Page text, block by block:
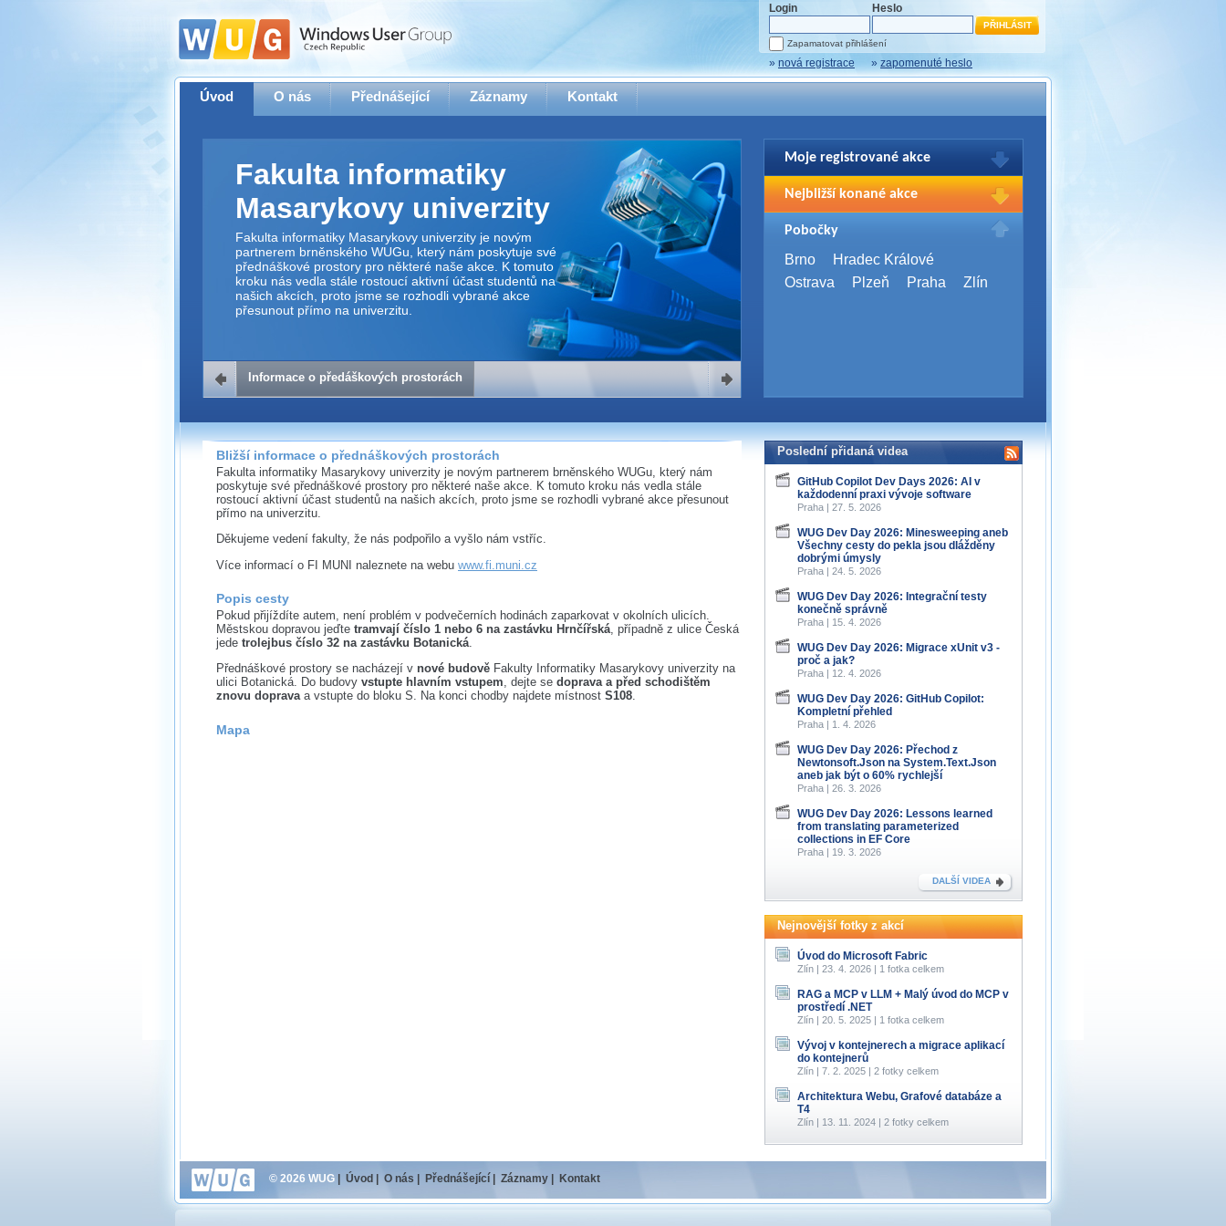
Login Heslo
Zapamatovat přihlášení
» nová registrace » zapomenuté heslo
Úvod O nás Přednášející Záznamy Kontakt
Fakulta informatiky
Masarykovy univerzity
Fakulta informatiky Masarykovy univerzity je novým
partnerem brněnského WUGu, který nám poskytuje své
přednáškové prostory pro některé naše akce. K tomuto
kroku nás vedla stále rostoucí aktivní účast studentů na
našich akcích, proto jsme se rozhodli vybrané akce
přesunout přímo na univerzitu.
Informace o předáškových prostorách
Moje registrované akce
Pro zobrazení Vašich registrací na akce
se prosím přihlašte.
Nejbližší konané akce
WUG Days 2026
4. 9. 2026,Brno
SQL Server Bootcamp 2026
Pobočky
Brno
Hradec Králové
Ostrava
Plzeň Praha Zlín
Bližší informace o přednáškových prostorách
Fakulta informatiky Masarykovy univerzity je novým partnerem brněnského WUGu, který nám
poskytuje své přednáškové prostory pro některé naše akce. K tomuto kroku nás vedla stále
rostoucí aktivní účast studentů na našich akcích, proto jsme se rozhodli vybrané akce přesunout
přímo na univerzitu.
Děkujeme vedení fakulty, že nás podpořilo a vyšlo nám vstříc.
Více informací o FI MUNI naleznete na webu www.fi.muni.cz
Popis cesty
Pokud přijíždíte autem, není problém v podvečerních hodinách zaparkovat v okolních ulicích.
Městskou dopravou jeďte tramvají číslo 1 nebo 6 na zastávku Hrnčířská , případně z ulice Česká
jede trolejbus číslo 32 na zastávku Botanická
Přednáškové prostory se nacházejí v nové budově Fakulty Informatiky Masarykovy univerzity na
ulici Botanická. Do budovy vstupte hlavním vstupem, dejte se doprava a před schodištěm
znovu doprava a vstupte do bloku S. Na konci chodby najdete místnost S108.
Mapa
Poslední přidaná videa
GitHub Copilot Dev Days 2026: AI v
každodenní praxi vývoje software
Praha | 27. 5. 2026
WUG Dev Day 2026: Minesweeping aneb
Všechny cesty do pekla jsou dlážděny
dobrými úmysly
Praha | 24. 5. 2026
WUG Dev Day 2026: Integrační testy
konečně správně
Praha | 15. 4. 2026
WUG Dev Day 2026: Migrace xUnit v3 -
proč a jak?
Praha | 12. 4. 2026
WUG Dev Day 2026: GitHub Copilot:
Kompletní přehled
Praha | 1. 4. 2026
WUG Dev Day 2026: Přechod z
Newtonsoft.Json na System.Text.Json
aneb jak být o 60% rychlejší
Praha | 26. 3. 2026
WUG Dev Day 2026: Lessons learned
from translating parameterized
collections in EF Core
Praha | 19. 3. 2026
DALŠÍ VIDEA
Nejnovější fotky z akcí
Úvod do Microsoft Fabric
Zlín | 23. 4. 2026 | 1 fotka celkem
RAG a MCP v LLM + Malý úvod do MCP v
prostředí .NET
Zlín | 20. 5. 2025 | 1 fotka celkem
Vývoj v kontejnerech a migrace aplikací
do kontejnerů
Zlín | 7. 2. 2025 | 2 fotky celkem
Architektura Webu, Grafové databáze a
T4
Zlín | 13. 11. 2024 | 2 fotky celkem
© 2026 WUG Úvod O nás Přednášející Záznamy Kontakt